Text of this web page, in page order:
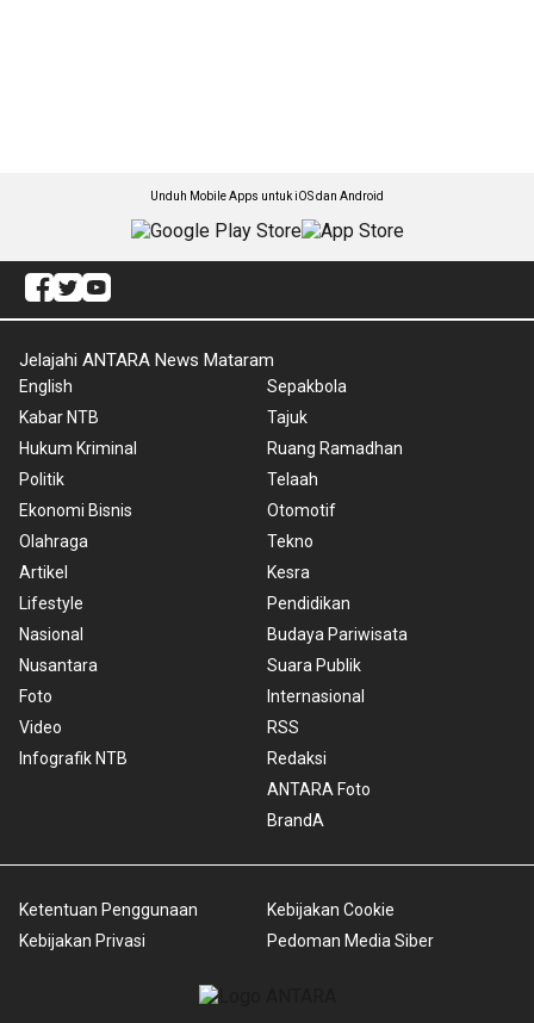
Unduh Mobile Apps untuk iOS dan Android
Jelajahi ANTARA News Mataram
English
Kabar NTB
Hukum Kriminal
Politik
Ekonomi Bisnis
Olahraga
Artikel
Lifestyle
Nasional
Nusantara
Foto
Video
Infografik NTB
Sepakbola
Tajuk
Ruang Ramadhan
Telaah
Otomotif
Tekno
Kesra
Pendidikan
Budaya Pariwisata
Suara Publik
Internasional
RSS
Redaksi
ANTARA Foto
BrandA
Ketentuan Penggunaan
Kebijakan Privasi
Kebijakan Cookie
Pedoman Media Siber